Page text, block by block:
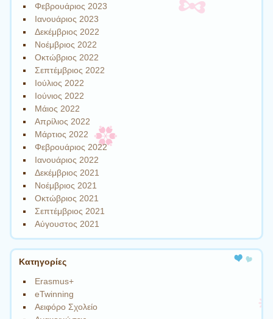
Φεβρουάριος 2023
Ιανουάριος 2023
Δεκέμβριος 2022
Νοέμβριος 2022
Οκτώβριος 2022
Σεπτέμβριος 2022
Ιούλιος 2022
Ιούνιος 2022
Μάιος 2022
Απρίλιος 2022
Μάρτιος 2022
Φεβρουάριος 2022
Ιανουάριος 2022
Δεκέμβριος 2021
Νοέμβριος 2021
Οκτώβριος 2021
Σεπτέμβριος 2021
Αύγουστος 2021
Kατηγορίες
Erasmus+
eTwinning
Αειφόρο Σχολείο